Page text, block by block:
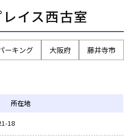
イス西古室
ーキング 大阪府 藤井寺市
所在地
18